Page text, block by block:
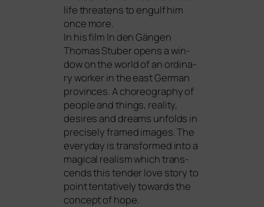
life threa­tens to engulf him
once more.
In his film In den Gängen
Thomas Stuber opens a win­
dow on the world of an ordi­na­
ry worker in the east German
pro­vin­ces. A cho­reo­gra­phy of
peo­p­le and things, rea­li­ty,
desi­res and dreams unfolds in
pre­cis­e­ly framed images. The
ever­y­day is trans­for­med into a
magi­cal rea­lism which tran­s­
cends this ten­der love sto­ry to
point ten­ta­tively towards the
con­cept of hope.